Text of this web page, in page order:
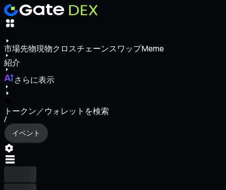
市場先物現物クロスチェーンスワップMeme
紹介
さらに表示
トークン／ウォレットを検索
/
イベント